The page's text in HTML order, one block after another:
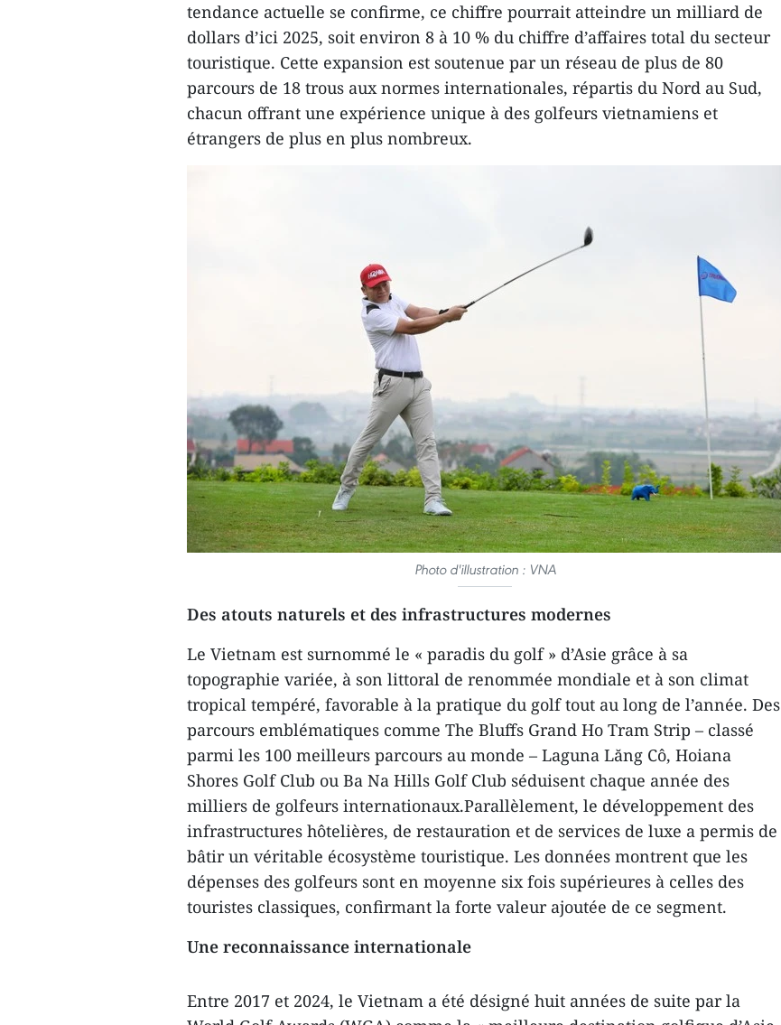
tendance actuelle se confirme, ce chiffre pourrait atteindre un milliard de
dollars d’ici 2025, soit environ 8 à 10 % du chiffre d’affaires total du secteur
touristique. Cette expansion est soutenue par un réseau de plus de 80
parcours de 18 trous aux normes internationales, répartis du Nord au Sud,
chacun offrant une expérience unique à des golfeurs vietnamiens et
étrangers de plus en plus nombreux.
Photo d'illustration : VNA
Des atouts naturels et des infrastructures modernes
Le Vietnam est surnommé le « paradis du golf » d’Asie grâce à sa
topographie variée, à son littoral de renommée mondiale et à son climat
tropical tempéré, favorable à la pratique du golf tout au long de l’année. Des
parcours emblématiques comme The Bluffs Grand Ho Tram Strip – classé
parmi les 100 meilleurs parcours au monde – Laguna Lăng Cô, Hoiana
Shores Golf Club ou Ba Na Hills Golf Club séduisent chaque année des
milliers de golfeurs internationaux.Parallèlement, le développement des
infrastructures hôtelières, de restauration et de services de luxe a permis de
bâtir un véritable écosystème touristique. Les données montrent que les
dépenses des golfeurs sont en moyenne six fois supérieures à celles des
touristes classiques, confirmant la forte valeur ajoutée de ce segment.
Une reconnaissance internationale
Entre 2017 et 2024, le Vietnam a été désigné huit années de suite par la